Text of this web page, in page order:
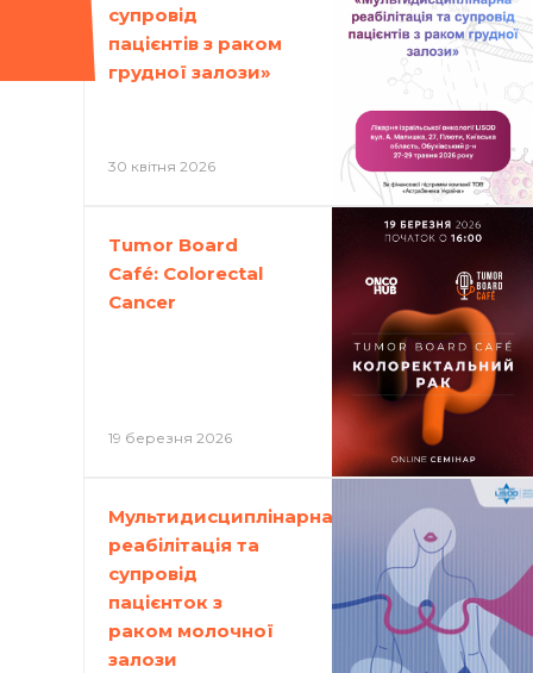
супровід
пацієнтів з раком
грудної залози»
30 квітня 2026
Tumor Board
Café: Colorectal
Cancer
19 березня 2026
Мультидисциплінарна
реабілітація та
супровід
пацієнток з
раком молочної
залози